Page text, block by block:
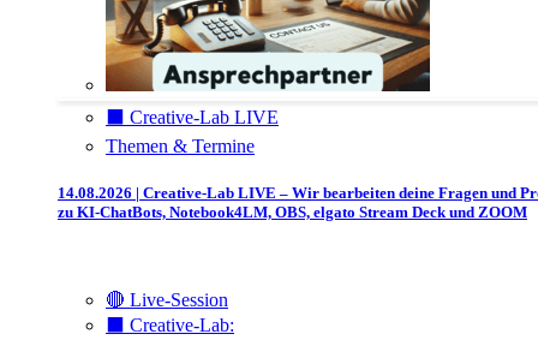
⬛️ Creative-Lab LIVE
Themen & Termine
14.08.2026 | Creative-Lab LIVE – Wir bearbeiten deine Fragen und
zu KI-ChatBots, Notebook4LM, OBS, elgato Stream Deck und ZOOM
🔴 Live-Session
⬛️ Creative-Lab: